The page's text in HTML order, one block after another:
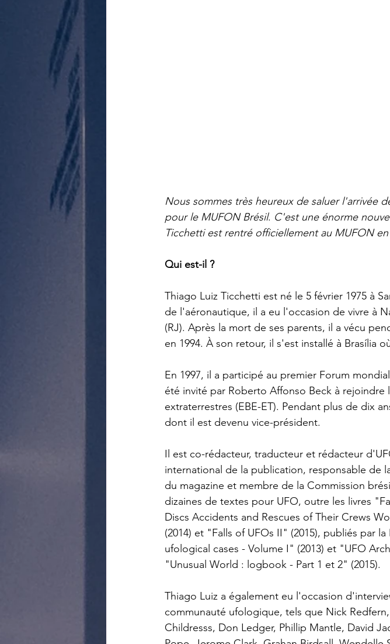
Nous sommes très heureux de saluer l'arrivée
pour le MUFON Brésil. C'est une énorme
Ticchetti est rentré officiellement au MUFON
Qui est-il ?
Thiago Luiz Ticchetti est né le 5 février 1975 à
de l'aéronautique, il a eu l'occasion de vivre à
(RJ). Après la mort de ses parents, il a vécu
en 1994. À son retour, il s'est installé à Brasília
En 1997, il a participé au premier Forum
été invité par Roberto Affonso Beck à
extraterrestres (EBE-ET). Pendant plus de dix
dont il est devenu vice-président.
Il est co-rédacteur, traducteur et rédacteur
international de la publication, responsable de
du magazine et membre de la Commission
dizaines de textes pour UFO, outre les livres
Discs Accidents and Rescues of Their Crews
(2014) et "Falls of UFOs II" (2015), publiés par
ufological cases - Volume I" (2013) et "UFO
"Unusual World : logbook - Part 1 et 2" (2015).
Thiago Luiz a également eu l'occasion
communauté ufologique, tels que Nick
Childresss, Don Ledger, Phillip Mantle, David